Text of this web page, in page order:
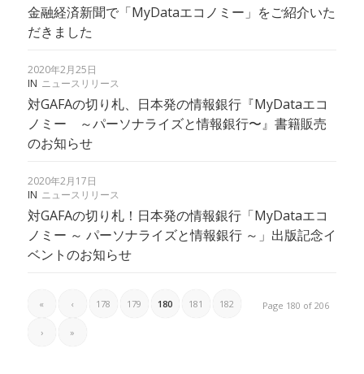
金融経済新聞で「MyDataエコノミー」をご紹介いた
だきました
2020年2月25日
IN ニュースリリース
対GAFAの切り札、日本発の情報銀行『MyDataエコ
ノミー ～パーソナライズと情報銀行〜』書籍販売
のお知らせ
2020年2月17日
IN ニュースリリース
対GAFAの切り札！日本発の情報銀行「MyDataエコ
ノミー ～ パーソナライズと情報銀行 ～」出版記念イ
ベントのお知らせ
Page 180 of 206
« ‹ 178 179 180 181 182
› »